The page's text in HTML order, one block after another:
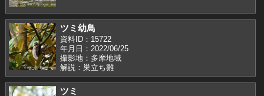
ツミ幼鳥
資料ID：15722
年月日：2022/06/25
撮影地：多摩地域
解説：巣立ち雛
ツミ